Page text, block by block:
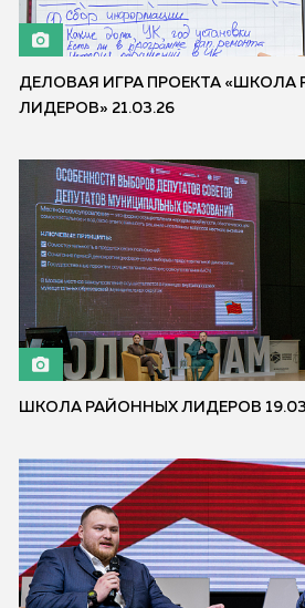
ДЕЛОВАЯ ИГРА ПРОЕКТА «ШКОЛА
ЛИДЕРОВ» 21.03.26
ШКОЛА РАЙОННЫХ ЛИДЕРОВ